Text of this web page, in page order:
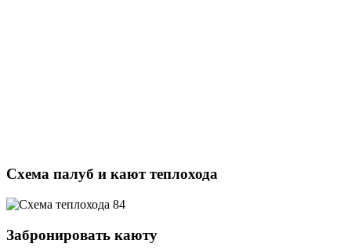
Схема палуб и кают теплохода
Забронировать каюту